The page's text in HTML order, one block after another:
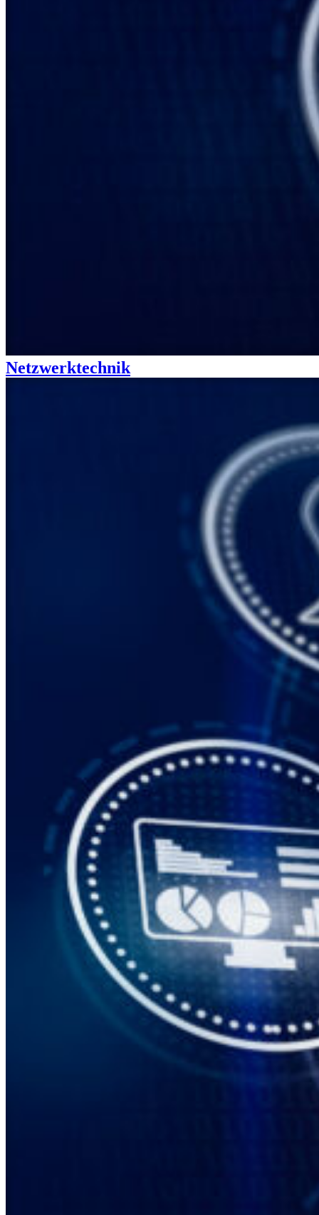
Netzwerktechnik